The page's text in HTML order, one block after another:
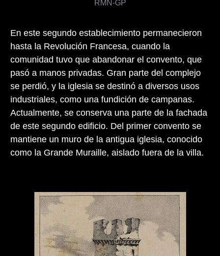
RMN-GP
En este segundo establecimiento permanecieron
hasta la Revolución Francesa, cuando la
comunidad tuvo que abandonar el convento, que
pasó a manos privadas. Gran parte del complejo
se perdió, y la iglesia se destinó a diversos usos
industriales, como una fundición de campanas.
Actualmente, se conserva una parte de la fachada
de este segundo edificio. Del primer convento se
mantiene un muro de la antigua iglesia, conocido
como la Grande Muraille, aislado fuera de la villa.